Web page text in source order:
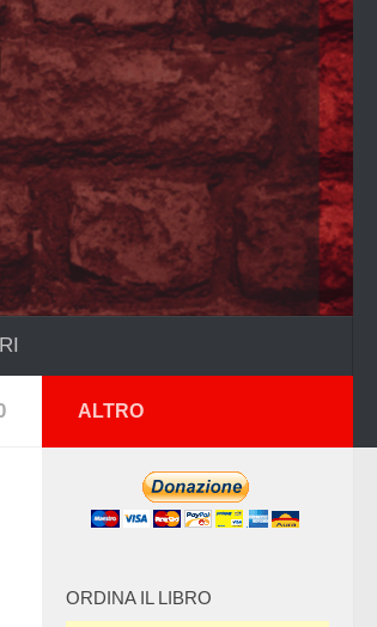
RI
ALTRO
ORDINA IL LIBRO